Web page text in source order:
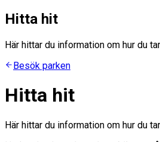
Hitta hit
Här hittar du information om hur du
Besök parken
Hitta hit
Här hittar du information om hur du